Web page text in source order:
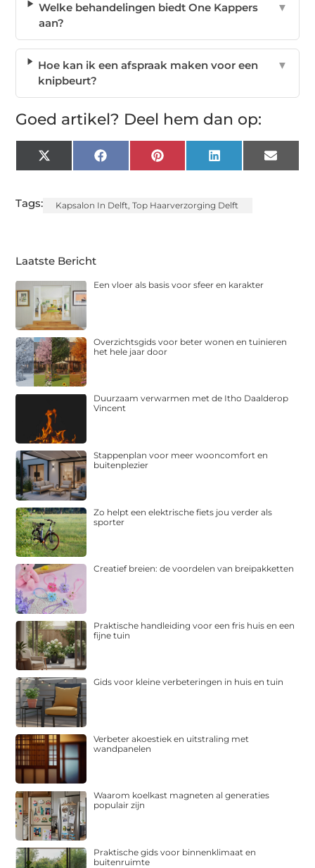
Welke behandelingen biedt One Kappers
aan?
▼
Hoe kan ik een afspraak maken voor een
knipbeurt?
▼
Goed artikel? Deel hem dan op:
X
(Twitter)
FacebookPinterest LinkedIn Email
Tags: Kapsalon In Delft,Top Haarverzorging Delft
Laatste Bericht
Een vloer als basis voor sfeer en karakter
Overzichtsgids voor beter wonen en tuinieren
het hele jaar door
Duurzaam verwarmen met de Itho Daalderop
Vincent
Stappenplan voor meer wooncomfort en
buitenplezier
Zo helpt een elektrische fiets jou verder als
sporter
Creatief breien: de voordelen van breipakketten
Praktische handleiding voor een fris huis en een
fijne tuin
Gids voor kleine verbeteringen in huis en tuin
Verbeter akoestiek en uitstraling met
wandpanelen
Waarom koelkast magneten al generaties
populair zijn
Praktische gids voor binnenklimaat en
buitenruimte